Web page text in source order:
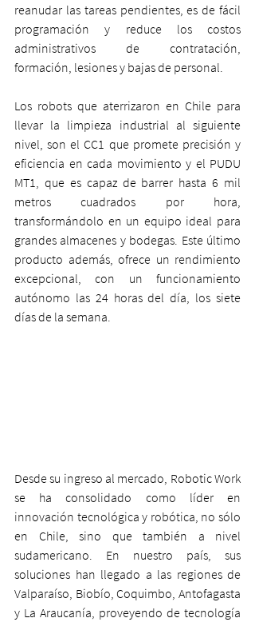
reanudar las tareas pendientes, es de fácil
programación y reduce los costos
administrativos de contratación,
formación, lesiones y bajas de personal.
Los robots que aterrizaron en Chile para
llevar la limpieza industrial al siguiente
nivel, son el CC1 que promete precisión y
eficiencia en cada movimiento y el PUDU
MT1, que es capaz de barrer hasta 6 mil
metros cuadrados por hora,
transformándolo en un equipo ideal para
grandes almacenes y bodegas. Este último
producto además, ofrece un rendimiento
excepcional, con un funcionamiento
autónomo las 24 horas del día, los siete
días de la semana.
Desde su ingreso al mercado, Robotic Work
se ha consolidado como líder en
innovación tecnológica y robótica, no sólo
en Chile, sino que también a nivel
sudamericano. En nuestro país, sus
soluciones han llegado a las regiones de
Valparaíso, Biobío, Coquimbo, Antofagasta
y La Araucanía, proveyendo de tecnología